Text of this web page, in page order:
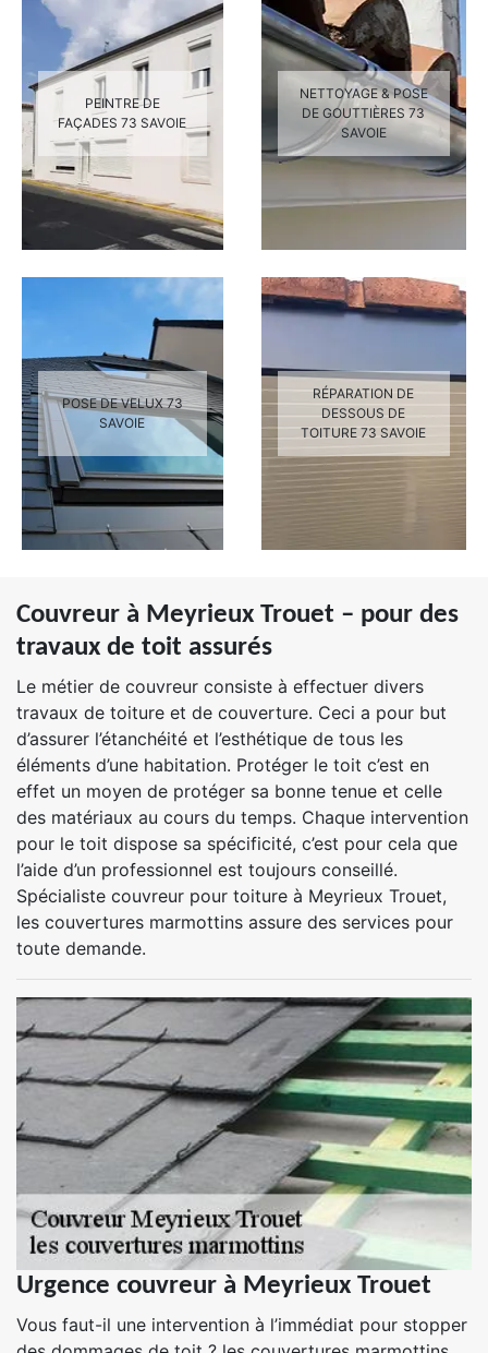
PEINTRE DE
FAÇADES 73 SAVOIE
NETTOYAGE & POSE
DE GOUTTIÈRES 73
SAVOIE
POSE DE VELUX 73
SAVOIE
RÉPARATION DE
DESSOUS DE
TOITURE 73 SAVOIE
Couvreur à Meyrieux Trouet – pour des
travaux de toit assurés
Le métier de couvreur consiste à effectuer divers
travaux de toiture et de couverture. Ceci a pour but
d’assurer l’étanchéité et l’esthétique de tous les
éléments d’une habitation. Protéger le toit c’est en
effet un moyen de protéger sa bonne tenue et celle
des matériaux au cours du temps. Chaque intervention
pour le toit dispose sa spécificité, c’est pour cela que
l’aide d’un professionnel est toujours conseillé.
Spécialiste couvreur pour toiture à Meyrieux Trouet,
les couvertures marmottins assure des services pour
toute demande.
Urgence couvreur à Meyrieux Trouet
Vous faut-il une intervention à l’immédiat pour stopper